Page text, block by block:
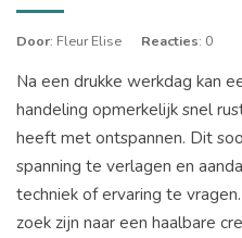
Door: Fleur Elise Reacties: 0
Na een drukke werkdag kan
handeling opmerkelijk snel
heeft met ontspannen. Dit
spanning te verlagen en
techniek of ervaring te
zoek zijn naar een haalbare